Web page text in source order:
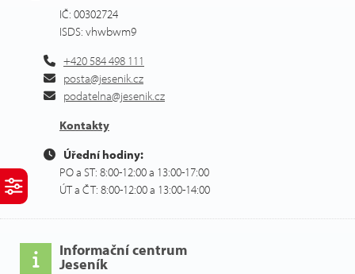
IČ: 00302724
ISDS: vhwbwm9
+420 584 498 111
posta@jesenik.cz
podatelna@jesenik.cz
Kontakty
Úřední hodiny:
PO a ST: 8:00-12:00 a 13:00-17:00
ÚT a ČT: 8:00-12:00 a 13:00-14:00
Informační centrum
Jeseník